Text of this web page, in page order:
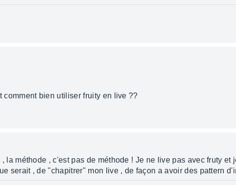
comment bien utiliser fruity en live ??
la méthode , c'est pas de méthode ! Je ne live pas avec fruty et
serait , de "chapitrer" mon live , de façon a avoir des pattern